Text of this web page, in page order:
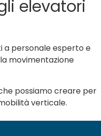
elevatori
a personale esperto e
movimentazione
possiamo creare per
verticale.